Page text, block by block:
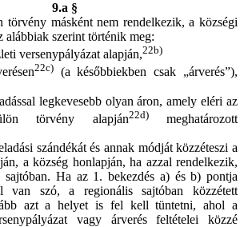
9.a §
törvény másként nem rendelkezik, a községi
alábbiak szerint történik meg:
versenypályázat alapján,22b)
22c)(a későbbiekben csak „árverés”),
legkevesebb olyan áron, amely eléri az
törvény alapján22d)meghatározott
szándékát és annak módját közzéteszi a
a község honlapján, ha azzal rendelkezik,
sajtóban. Ha az 1. bekezdés a) és b) pontja
van szó, a regionális sajtóban közzétett
azt a helyet is fel kell tüntetni, ahol a
vagy árverés feltételei közzé